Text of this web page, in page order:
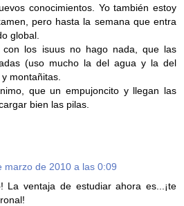
conocimientos. Yo también estoy
pero hasta la semana que entra
global.
los isuus no hago nada, que las
(uso mucho la del agua y la del
montañitas.
que un empujoncito y llegan las
bien las pilas.
marzo de 2010 a las 0:09
La ventaja de estudiar ahora es...¡te